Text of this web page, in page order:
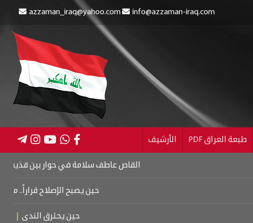
azzaman_iraq@yahoo.com info@azzaman-iraq.com
طبعة العراق PDF الأرشيف
القاص عاطف سلامة في حوار بين قذيفتين | كتاب
حين يصبح الإصلاح قراراً.. من كربلاء
حين يحترق الندى | تشييع